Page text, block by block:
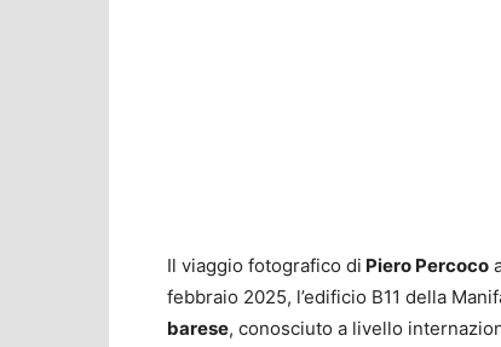
Il viaggio fotografico di Piero Percoco
febbraio 2025, l’edificio B11 della
barese, conosciuto a livello